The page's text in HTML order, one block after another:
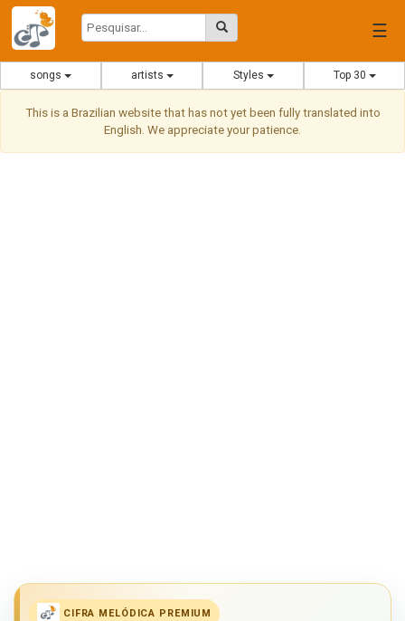
☰
songs artists Styles Top 30
This is a Brazilian website that has not yet been fully translated into
English. We appreciate your patience.
CIFRA MELÓDICA PREMIUM